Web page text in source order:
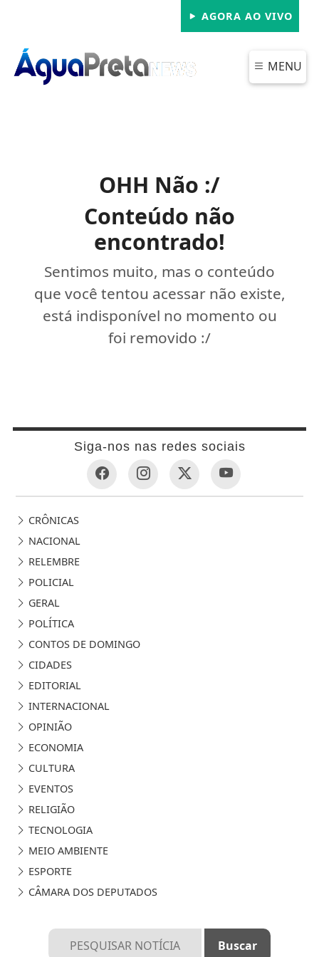
AGORA AO VIVO
MENU
OHH Não :/
Conteúdo não
encontrado!
Sentimos muito, mas o conteúdo
que você tentou acessar não existe,
está indisponível no momento ou
foi removido :/
Siga-nos nas redes sociais
CRÔNICAS
NACIONAL
RELEMBRE
POLICIAL
GERAL
POLÍTICA
CONTOS DE DOMINGO
CIDADES
EDITORIAL
INTERNACIONAL
OPINIÃO
ECONOMIA
CULTURA
EVENTOS
RELIGIÃO
TECNOLOGIA
MEIO AMBIENTE
ESPORTE
CÂMARA DOS DEPUTADOS